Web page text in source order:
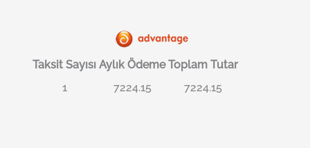
Taksit Sayısı Aylık Ödeme Toplam Tutar
1
7224.15 7224.15